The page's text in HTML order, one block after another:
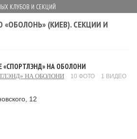
КЛУБОВ И СЕКЦИЙ
«ОБОЛОНЬ» (КИЕВ). СЕКЦИИ И
«СПОРТЛЭНД» НА ОБОЛОНИ
НА ОБОЛОНИ 10 ФОТО 1 ВИДЕО
12